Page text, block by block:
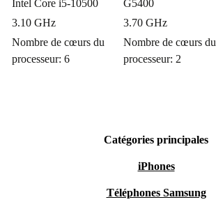
Intel Core i5-10500
3.10 GHz
Nombre de cœurs du
processeur: 6
G5400
3.70 GHz
Nombre de cœurs du
processeur: 2
Catégories principales
iPhones
Téléphones Samsung